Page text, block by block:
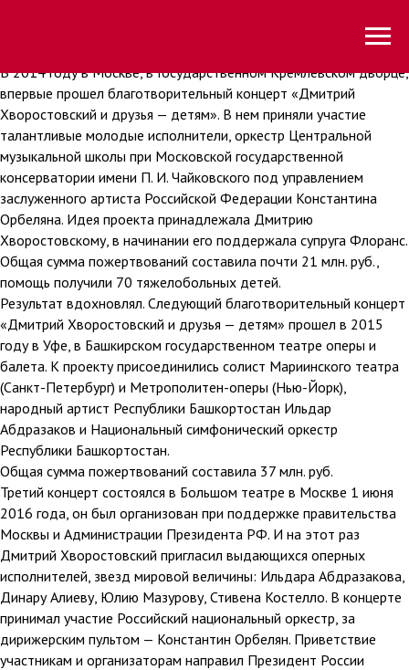
В 2014 году в Москве, в Государственном Кремлевском дворце,
впервые прошел благотворительный концерт «Дмитрий
Хворостовский и друзья — детям». В нем приняли участие
талантливые молодые исполнители, оркестр Центральной
музыкальной школы при Московской государственной
консерватории имени П. И. Чайковского под управлением
заслуженного артиста Российской Федерации Константина
Орбеляна. Идея проекта принадлежала Дмитрию
Хворостовскому, в начинании его поддержала супруга Флоранс.
Общая сумма пожертвований составила почти 21 млн. руб.,
помощь получили 70 тяжелобольных детей.
Результат вдохновлял. Следующий благотворительный концерт
«Дмитрий Хворостовский и друзья — детям» прошел в 2015
году в Уфе, в Башкирском государственном театре оперы и
балета. К проекту присоединились солист Мариинского театра
(Санкт-Петербург) и Метрополитен-оперы (Нью-Йорк),
народный артист Республики Башкортостан Ильдар
Абдразаков и Национальный симфонический оркестр
Республики Башкортостан.
Общая сумма пожертвований составила 37 млн. руб.
Третий концерт состоялся в Большом театре в Москве 1 июня
2016 года, он был организован при поддержке правительства
Москвы и Администрации Президента РФ. И на этот раз
Дмитрий Хворостовский пригласил выдающихся оперных
исполнителей, звезд мировой величины: Ильдара Абдразакова,
Динару Алиеву, Юлию Мазурову, Стивена Костелло. В концерте
принимал участие Российский национальный оркестр, за
дирижерским пультом — Константин Орбелян. Приветствие
участникам и организаторам направил Президент России